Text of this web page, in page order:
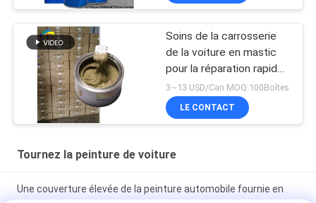
Soins de la carrosserie
de la voiture en mastic
pour la réparation rapide
des inégalités
3~13 USD/Can MOQ:100Boîtes
LE CONTACT
Tournez la peinture de voiture
Une couverture élevée de la peinture automobile fournie en